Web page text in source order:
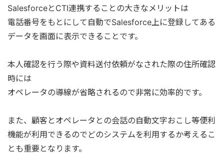
SalesforceとCTI連携することの大きなメリットは
電話番号をもとにして自動でSalesforce上に登録してある
データを画面に表示できることです。
本人確認を行う際や資料送付依頼がなされた際の住所確認
時には
オペレータの導線が省略されるので非常に効率的です。
また、顧客とオペレータとの会話の自動文字おこし等便利
機能が利用できるのでどのシステムを利用するか考えるこ
とも重要となります。